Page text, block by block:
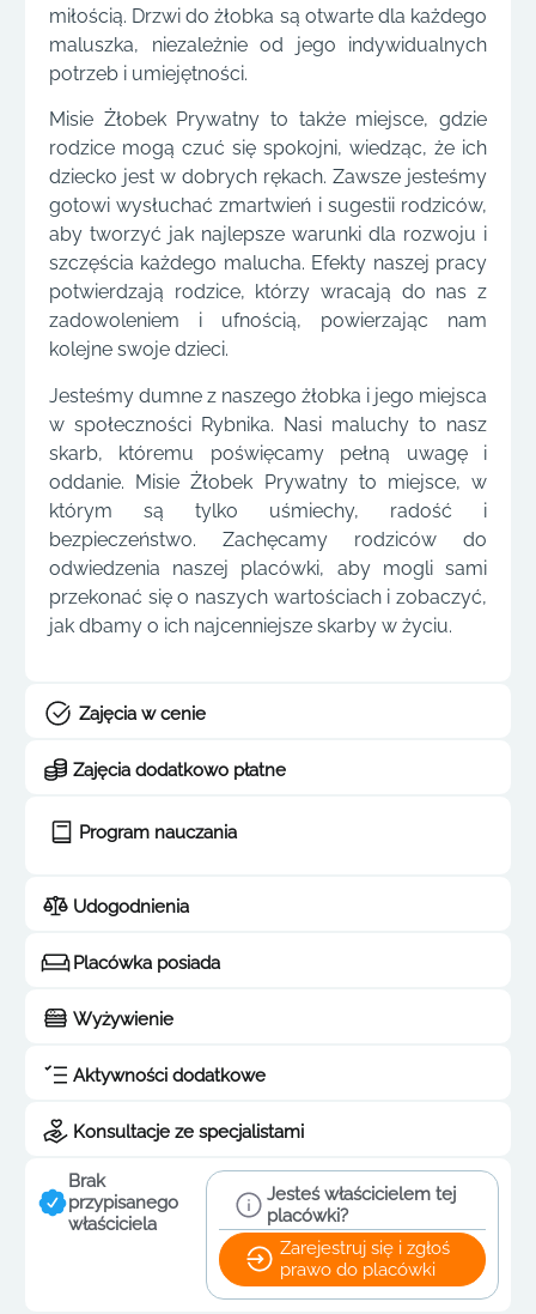
miłością. Drzwi do żłobka są otwarte dla każdego
maluszka, niezależnie od jego indywidualnych
potrzeb i umiejętności.
Misie Żłobek Prywatny to także miejsce, gdzie
rodzice mogą czuć się spokojni, wiedząc, że ich
dziecko jest w dobrych rękach. Zawsze jesteśmy
gotowi wysłuchać zmartwień i sugestii rodziców,
aby tworzyć jak najlepsze warunki dla rozwoju i
szczęścia każdego malucha. Efekty naszej pracy
potwierdzają rodzice, którzy wracają do nas z
zadowoleniem i ufnością, powierzając nam
kolejne swoje dzieci.
Jesteśmy dumne z naszego żłobka i jego miejsca
w społeczności Rybnika. Nasi maluchy to nasz
skarb, któremu poświęcamy pełną uwagę i
oddanie. Misie Żłobek Prywatny to miejsce, w
którym są tylko uśmiechy, radość i
bezpieczeństwo. Zachęcamy rodziców do
odwiedzenia naszej placówki, aby mogli sami
przekonać się o naszych wartościach i zobaczyć,
jak dbamy o ich najcenniejsze skarby w życiu.
Zajęcia w cenie
Zajęcia dodatkowo płatne
Program nauczania
Udogodnienia
Placówka posiada
Wyżywienie
Aktywności dodatkowe
Konsultacje ze specjalistami
Brak
przypisanego
właściciela
Jesteś właścicielem tej
placówki?
Zarejestruj się i zgłoś
prawo do placówki